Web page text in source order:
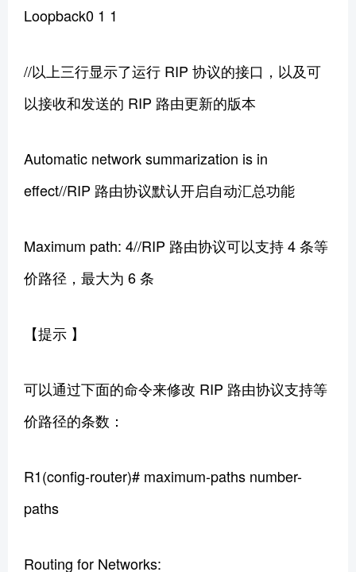
Loopback0 1 1
//以上三行显示了运行 RIP 协议的接口，以及可
以接收和发送的 RIP 路由更新的版本
Automatic network summarization is in
effect//RIP 路由协议默认开启自动汇总功能
Maximum path: 4//RIP 路由协议可以支持 4 条等
价路径，最大为 6 条
【提示 】
可以通过下面的命令来修改 RIP 路由协议支持等
价路径的条数：
R1(config-router)# maximum-paths number-
paths
Routing for Networks: